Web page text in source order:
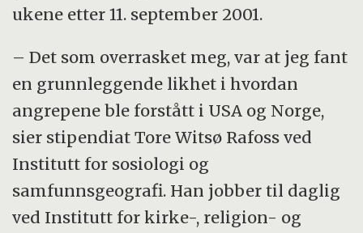
ukene etter 11. september 2001.
– Det som overrasket meg, var at jeg fant
en grunnleggende likhet i hvordan
angrepene ble forstått i USA og Norge,
sier stipendiat Tore Witsø Rafoss ved
Institutt for sosiologi og
samfunnsgeografi. Han jobber til daglig
ved Institutt for kirke-, religion- og